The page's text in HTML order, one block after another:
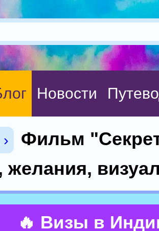
Новости
Фильм
🔥 Визы в